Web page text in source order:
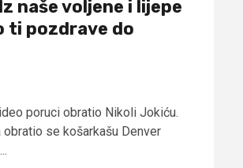
naše voljene i lijepe
ti pozdrave do
poruci obratio Nikoli Jokiću.
se košarkašu Denver